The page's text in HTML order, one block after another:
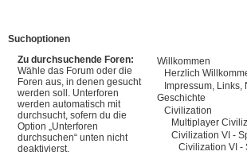
Suchoptionen
Zu durchsuchende Foren:
Wähle das Forum oder die
Foren aus, in denen gesucht
werden soll. Unterforen
werden automatisch mit
durchsucht, sofern du die
Option „Unterforen
durchsuchen“ unten nicht
deaktivierst.